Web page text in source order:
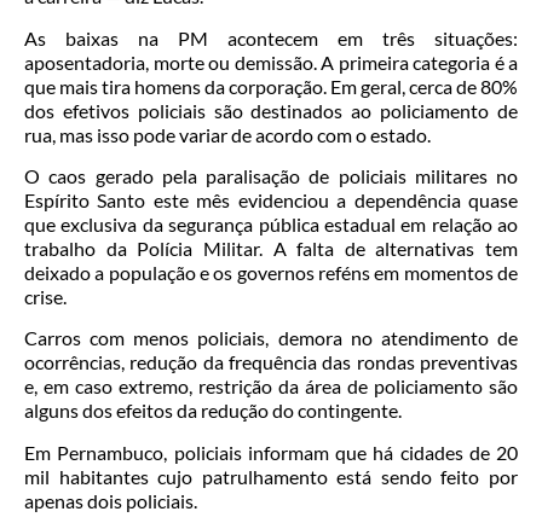
As baixas na PM acontecem em três situações:
aposentadoria, morte ou demissão. A primeira categoria é a
que mais tira homens da corporação. Em geral, cerca de 80%
dos efetivos policiais são destinados ao policiamento de
rua, mas isso pode variar de acordo com o estado.
O caos gerado pela paralisação de policiais militares no
Espírito Santo este mês evidenciou a dependência quase
que exclusiva da segurança pública estadual em relação ao
trabalho da Polícia Militar. A falta de alternativas tem
deixado a população e os governos reféns em momentos de
crise.
Carros com menos policiais, demora no atendimento de
ocorrências, redução da frequência das rondas preventivas
e, em caso extremo, restrição da área de policiamento são
alguns dos efeitos da redução do contingente.
Em Pernambuco, policiais informam que há cidades de 20
mil habitantes cujo patrulhamento está sendo feito por
apenas dois policiais.